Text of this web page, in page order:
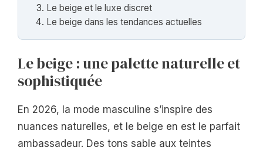
Le beige et le luxe discret
Le beige dans les tendances actuelles
Le beige : une palette naturelle et
sophistiquée
En 2026, la mode masculine s’inspire des
nuances naturelles, et le beige en est le parfait
ambassadeur. Des tons sable aux teintes